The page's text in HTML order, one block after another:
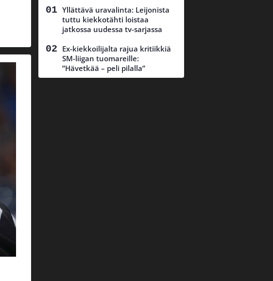
Yllättävä uravalinta: Leijonista
tuttu kiekkotähti loistaa
jatkossa uudessa tv-sarjassa
Ex-kiekkoilijalta rajua kritiikkiä
SM-liigan tuomareille:
”Hävetkää – peli pilalla”